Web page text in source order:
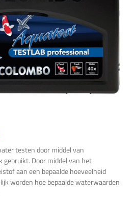
testen door middel van
gebruikt. Door middel van het
aan een bepaalde hoeveelheid
worden hoe bepaalde waterwaarden